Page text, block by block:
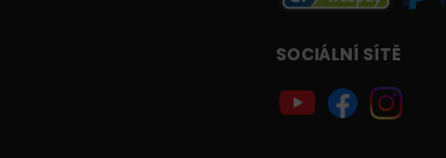
SOCIÁLNÍ SÍTĚ